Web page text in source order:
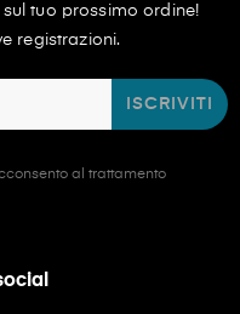
tuo prossimo ordine!
registrazioni.
ISCRIVITI
al trattamento